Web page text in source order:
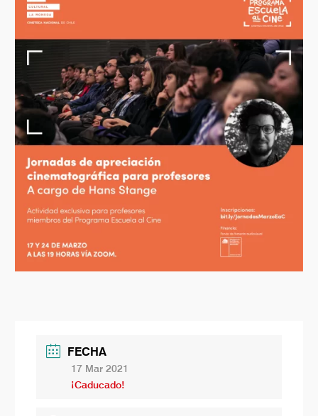
FECHA
17 Mar 2021
¡Caducado!